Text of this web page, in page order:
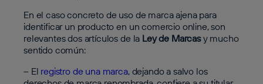
En el caso concreto de uso de marca ajena para
identificar un producto en un comercio online, son
relevantes dos artículos de la Ley de Marcasy mucho
sentido común:
– El registro de una marca, dejando a salvo los